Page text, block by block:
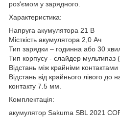
роз'ємом у зарядного.
Характеристика:
Напруга акумулятора 21 В
Місткість акумулятора 2,0 Ач
Тип зарядки – годинна або 30
Тип корпусу - слайдер мультипаз
Відстань між крайніми
Відстань від крайнього лівого до
контакту 7.5 мм.
Комплектація:
акумулятор Sakuma SBL 2021